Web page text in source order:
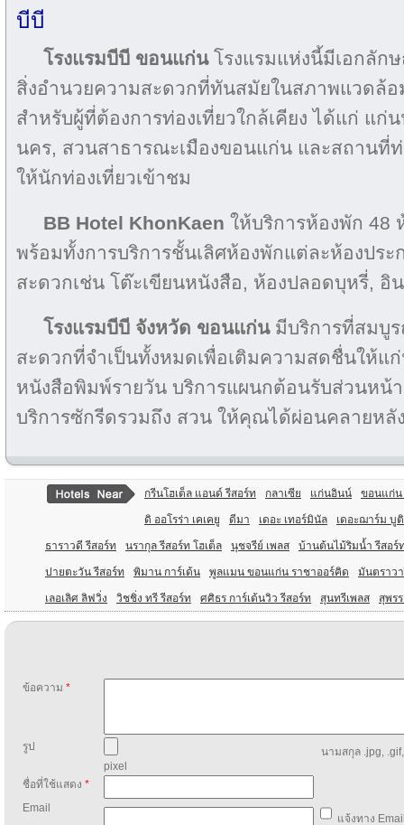
บีบี
โรงแรมบีบี ขอนแก่น โรงแรมแห่งนี้มีเอกลัก
สิ่งอำนวยความสะดวกที่ทันสมัยในสภาพแวดล้
สำหรับผู้ที่ต้องการท่องเที่ยวใกล้เคียง ได้แก่ แ
นคร, สวนสาธารณะเมืองขอนแก่น และสถานที่
ให้นักท่องเที่ยวเข้าชม
BB Hotel KhonKaen ให้บริการห้องพัก 48
พร้อมทั้งการบริการชั้นเลิศห้องพักแต่ละห้องปร
สะดวกเช่น โต๊ะเขียนหนังสือ, ห้องปลอดบุหรี่, อิน
โรงแรมบีบี จังหวัด ขอนแก่นมีบริการที่สมบู
สะดวกที่จำเป็นทั้งหมดเพื่อเติมความสดชื่นให้แ
หนังสือพิมพ์รายวัน บริการแผนกต้อนรับส่วนหน้
บริการซักรีดรวมถึง สวน ให้คุณได้ผ่อนคลายหลัง
กรีนโฮเต็ล แอนด์ รีสอร์ท กลาเซีย แก่นอินน์ ขอนแก่น
ดิ ออโรร่า เคเคยู ดีมา เดอะ เทอร์มินัล เดอะฌาร์ม บู
ธาราวดี รีสอร์ท นรากุล รีสอร์ท โฮเต็ล นุชจรีย์ เพลส บ้านต้นไม้ริมน้ำ รีสอร์
ปายตะวัน รีสอร์ท พิมาน การ์เด้น พูลแมน ขอนแก่น ราชาออร์คิด มันตราวา
เลอเลิศ ลิฟวิ่ง วิชชิ่ง ทรี รีสอร์ท ศศิธร การ์เด้นวิว รีสอร์ท สุนทรีเพลส สุพร
ข้อความ *
รูป
นามสกุล .jpg,
pixel
ชื่อที่ใช้แสดง *
Email
แจ้งทาง